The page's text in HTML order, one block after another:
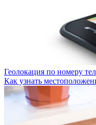
Геолокация по номеру
Как узнать